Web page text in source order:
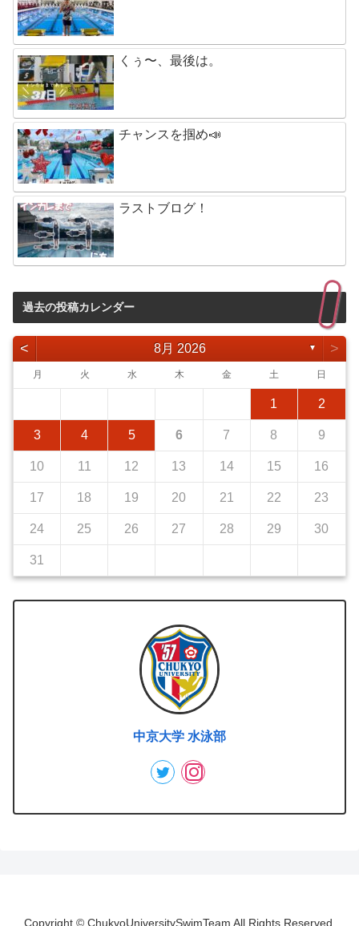
くぅ〜、最後は。
チャンスを掴め📣
ラストブログ！
過去の投稿カレンダー
< 8月 2026 ▼ >
月 火 水 木 金 土 日
1 2
3 4 5 6 7 8 9
10 11 12 13 14 15 16
17 18 19 20 21 22 23
24 25 26 27 28 29 30
31
中京大学 水泳部
Copyright © ChukyoUniversitySwimTeam All Rights Reserved.